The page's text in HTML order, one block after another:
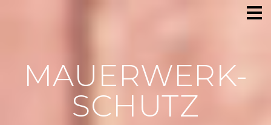
MAUERWERK-
SCHUTZ